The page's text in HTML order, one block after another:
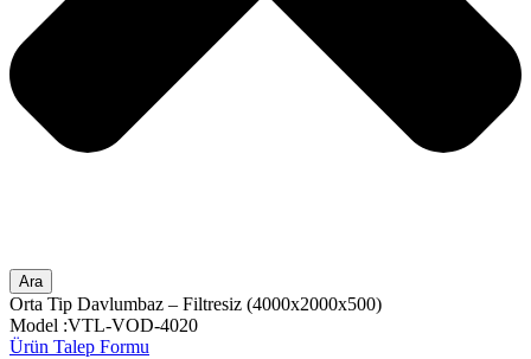
Ara
Orta Tip Davlumbaz – Filtresiz (4000x2000x500)
Model :VTL-VOD-4020
Ürün Talep Formu